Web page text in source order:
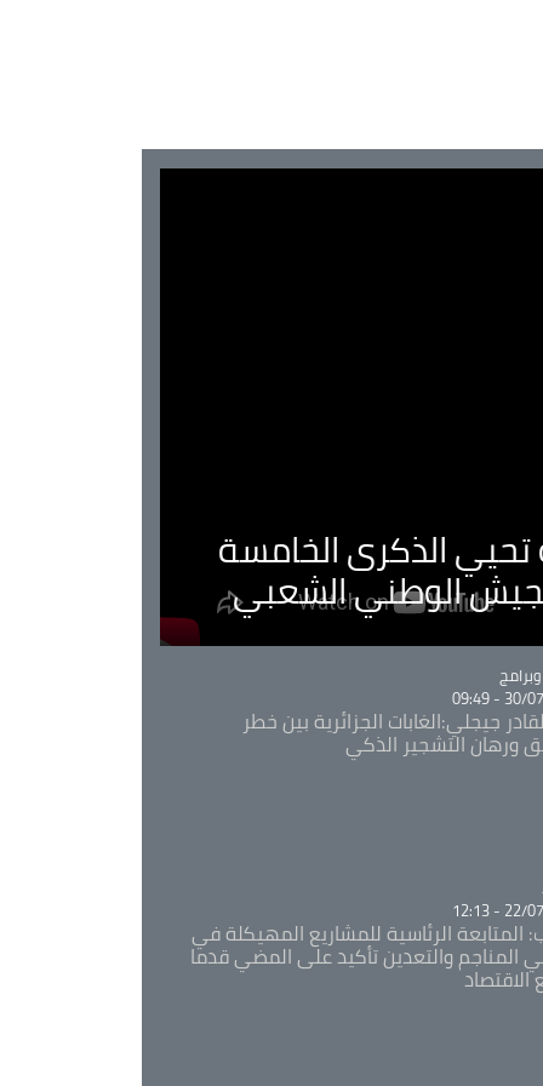
تحيي الذكرى الخامسة
الوطني الشعبي
30/07/
جيجلي:الغابات الجزائرية بين خطر
ورهان التشجير الذكي
22/07/
المتابعة الرئاسية للمشاريع المهيكلة في
المناجم والتعدين تأكيد على المضي قدما
الاقتصاد